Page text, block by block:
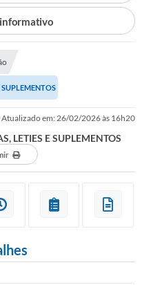
SUPLEMENTOS
Atualizado em: 26/02/2026 às 16h20
LETIES E SUPLEMENTOS